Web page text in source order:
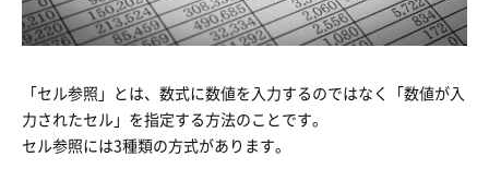
「セル参照」とは、数式に数値を入力するのではなく「数値が入
力されたセル」を指定する方法のことです。
セル参照には3種類の方式があります。